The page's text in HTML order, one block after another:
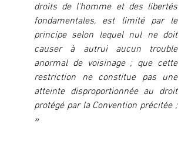
droits de l'homme et des libertés
fondamentales, est limité par le
principe selon lequel nul ne doit
causer à autrui aucun trouble
anormal de voisinage ; que cette
restriction ne constitue pas une
atteinte disproportionnée au droit
protégé par la Convention précitée ;
»